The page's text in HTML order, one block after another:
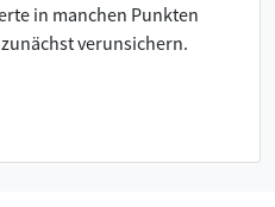
in manchen Punkten
verunsichern.